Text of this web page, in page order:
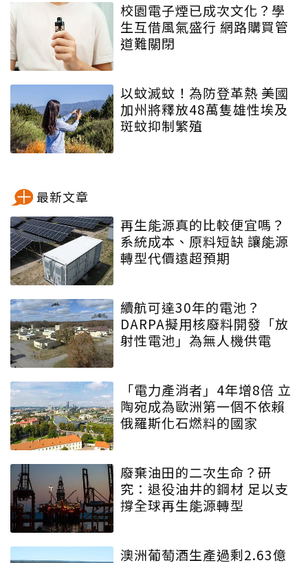
校園電子煙已成次文化？學
生互借風氣盛行 網路購買管
道難關閉
以蚊滅蚊！為防登革熱 美國
加州將釋放48萬隻雄性埃及
斑蚊抑制繁殖
最新文章
再生能源真的比較便宜嗎？
系統成本、原料短缺 讓能源
轉型代價遠超預期
續航可達30年的電池？
DARPA擬用核廢料開發「放
射性電池」為無人機供電
「電力產消者」4年增8倍 立
陶宛成為歐洲第一個不依賴
俄羅斯化石燃料的國家
廢棄油田的二次生命？研
究：退役油井的鋼材 足以支
撐全球再生能源轉型
澳洲葡萄酒生產過剩2.63億